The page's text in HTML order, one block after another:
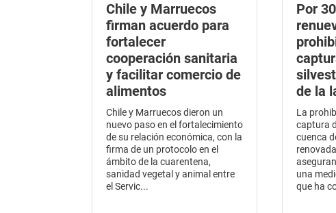
Chile y Marruecos
firman acuerdo para
fortalecer
cooperación sanitaria
y facilitar comercio de
alimentos
Chile y Marruecos dieron un
nuevo paso en el fortalecimiento
de su relación económica, con la
firma de un protocolo en el
ámbito de la cuarentena,
sanidad vegetal y animal entre
el Servic...
Por
de la
La
captura
cuenca
una
que ha